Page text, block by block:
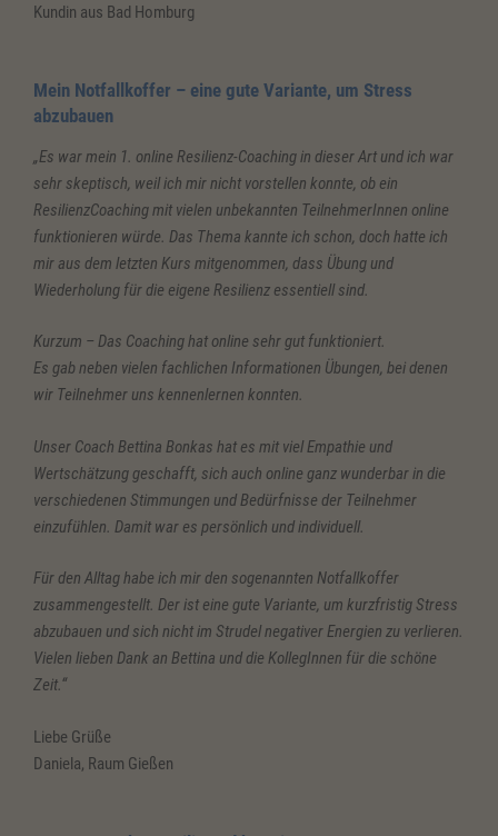
Kundin aus Bad Homburg
Mein Notfallkoffer – eine gute Variante, um Stress
abzubauen
„Es war mein 1. online Resilienz-Coaching in dieser Art und ich war
sehr skeptisch, weil ich mir nicht vorstellen konnte, ob ein
ResilienzCoaching mit vielen unbekannten TeilnehmerInnen online
funktionieren würde. Das Thema kannte ich schon, doch hatte ich
mir aus dem letzten Kurs mitgenommen, dass Übung und
Wiederholung für die eigene Resilienz essentiell sind.
Kurzum – Das Coaching hat online sehr gut funktioniert.
Es gab neben vielen fachlichen Informationen Übungen, bei denen
wir Teilnehmer uns kennenlernen konnten.
Unser Coach Bettina Bonkas hat es mit viel Empathie und
Wertschätzung geschafft, sich auch online ganz wunderbar in die
verschiedenen Stimmungen und Bedürfnisse der Teilnehmer
einzufühlen. Damit war es persönlich und individuell.
Für den Alltag habe ich mir den sogenannten Notfallkoffer
zusammengestellt. Der ist eine gute Variante, um kurzfristig Stress
abzubauen und sich nicht im Strudel negativer Energien zu verlieren.
Vielen lieben Dank an Bettina und die KollegInnen für die schöne
Zeit.“
Liebe Grüße
Daniela, Raum Gießen